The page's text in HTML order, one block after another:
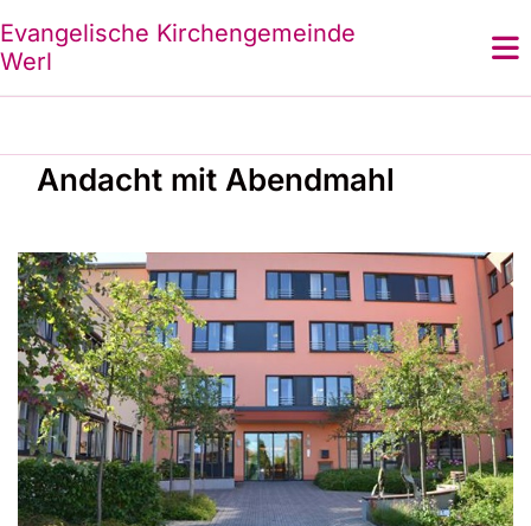
Evangelische Kirchengemeinde
Werl
Andacht mit Abendmahl